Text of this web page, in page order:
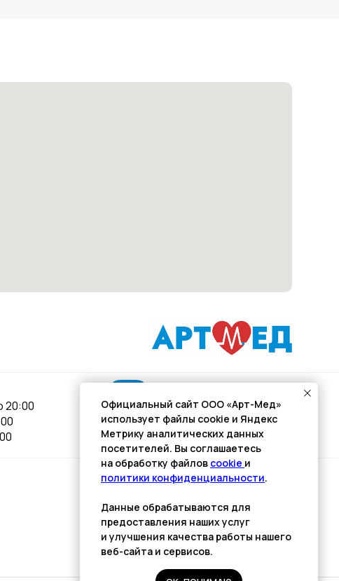
20:00
Kulibin
Розыгрыши и актуальные новости
в нашей официальной группе Вконтакте
Подписывайся
Официальный сайт ООО «Арт-Мед»
использует файлы cookie и Яндекс
Метрику аналитических данных
посетителей. Вы соглашаетесь
на обработку файлов cookie и
политики конфиденциальности.
Данные обрабатываются для
предоставления наших услуг
и улучшения качества работы нашего
веб-сайта и сервисов.